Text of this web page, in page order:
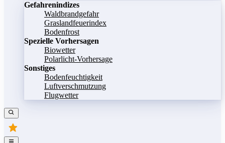
Gefahrenindizes
Waldbrandgefahr
Graslandfeuerindex
Bodenfrost
Spezielle Vorhersagen
Biowetter
Polarlicht-Vorhersage
Sonstiges
Bodenfeuchtigkeit
Luftverschmutzung
Flugwetter